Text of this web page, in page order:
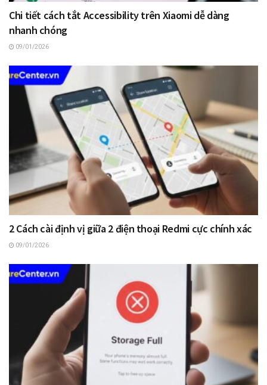
Chi tiết cách tắt Accessibility trên Xiaomi dễ dàng
nhanh chóng
09/01/2026
2 Cách cài định vị giữa 2 điện thoại Redmi cực chính xác
09/01/2026